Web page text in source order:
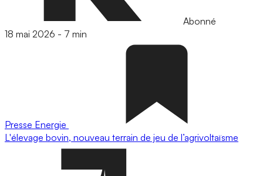
Abonné
18 mai 2026 - 7 min
Presse Energie
L'élevage bovin, nouveau terrain de jeu de l’agrivoltaïsme